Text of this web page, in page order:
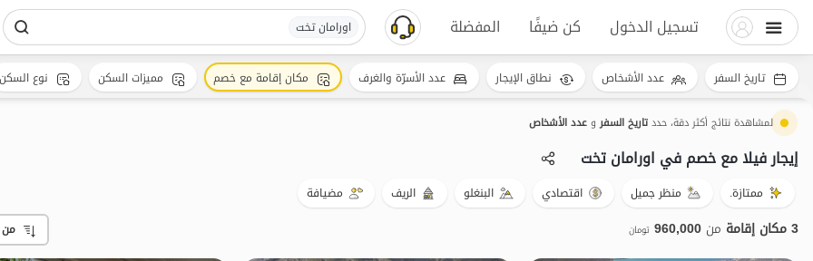
تسجيل الدخول كن ضيفًا المفضلة اورامان تخت
لمشاهدة نتائج أكثر دقة، حددتاريخ السفروعدد الأشخاص
إيجار فيلا مع خصم في اورامان تخت
ممتازة. منظر جميل اقتصادي البنغلو الريف مضيافة
3 مكان إقامة من 960,000 تومان
تاريخ السفر عدد الأشخاص نطاق الإيجار عدد الأسرّة والغرف مكان إقامة مع خصم مميزات السكن نوع السكن